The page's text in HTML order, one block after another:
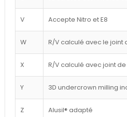
V Accepte Nitro et E8
W R/V calculé avec le joint
X R/V calculé avec joint
Y 3D undercrown milling
Z Alusil® adapté